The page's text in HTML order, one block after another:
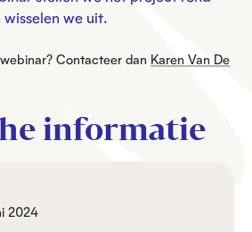
we uit.
Contacteer dan Karen Van De
informatie
2024